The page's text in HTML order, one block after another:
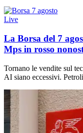
Live
La Borsa del 7
Mps in rosso
Tornano le vendite sul
AI siano eccessivi.